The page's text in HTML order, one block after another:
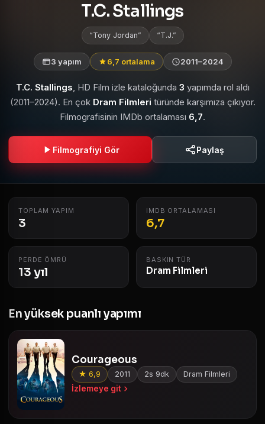
T.C. Stallings
Tony Jordan T.J.
3 yapım 6,7 ortalama 2011–2024
T.C. Stallings, HD Film izle kataloğunda 3 yapımda rol aldı
(2011–2024). En çok Dram Filmleri türünde karşımıza çıkıyor.
Filmografisinin IMDb ortalaması 6,7.
Filmografiyi Gör Paylaş
TOPLAM YAPIM
3
IMDB ORTALAMASI
6,7
PERDE ÖMRÜ
13 yıl
BASKIN TÜR
Dram Filmleri
En yüksek puanlı yapımı
Courageous
★ 6,9 2011 2s 9dk Dram Filmleri
İzlemeye git